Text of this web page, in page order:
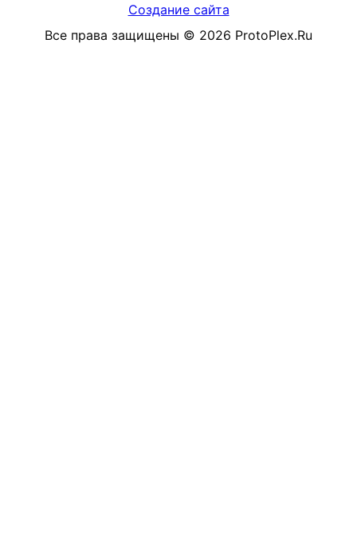
Создание сайта
Все права защищены © 2026 ProtoPlex.Ru